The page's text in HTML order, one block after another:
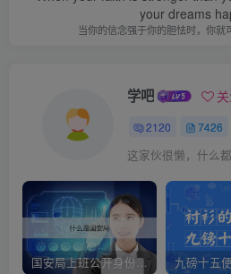
your dreams
当你的信念强于你的胆怯时，你就
学吧
2120 7426
这家伙很懒，什么
国安局上班公开身份是什么（国安身份对家人保密吗）